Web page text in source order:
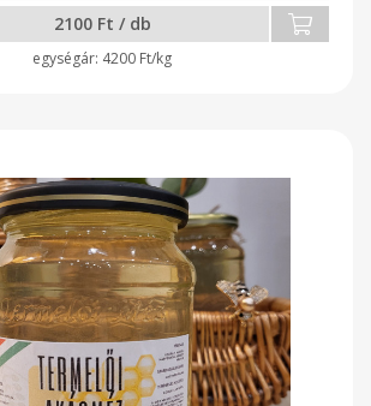
2100 Ft / db
4200 Ft/kg